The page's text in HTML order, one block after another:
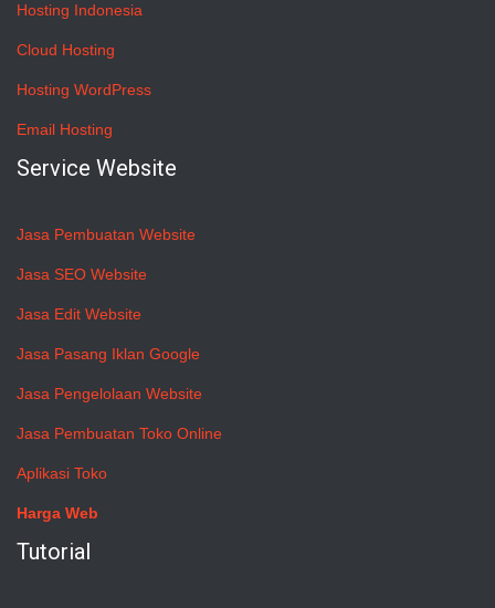
Hosting Indonesia
Cloud Hosting
Hosting WordPress
Email Hosting
Service Website
Jasa Pembuatan Website
Jasa SEO Website
Jasa Edit Website
Jasa Pasang Iklan Google
Jasa Pengelolaan Website
Jasa Pembuatan Toko Online
Aplikasi Toko
Harga Web
Tutorial